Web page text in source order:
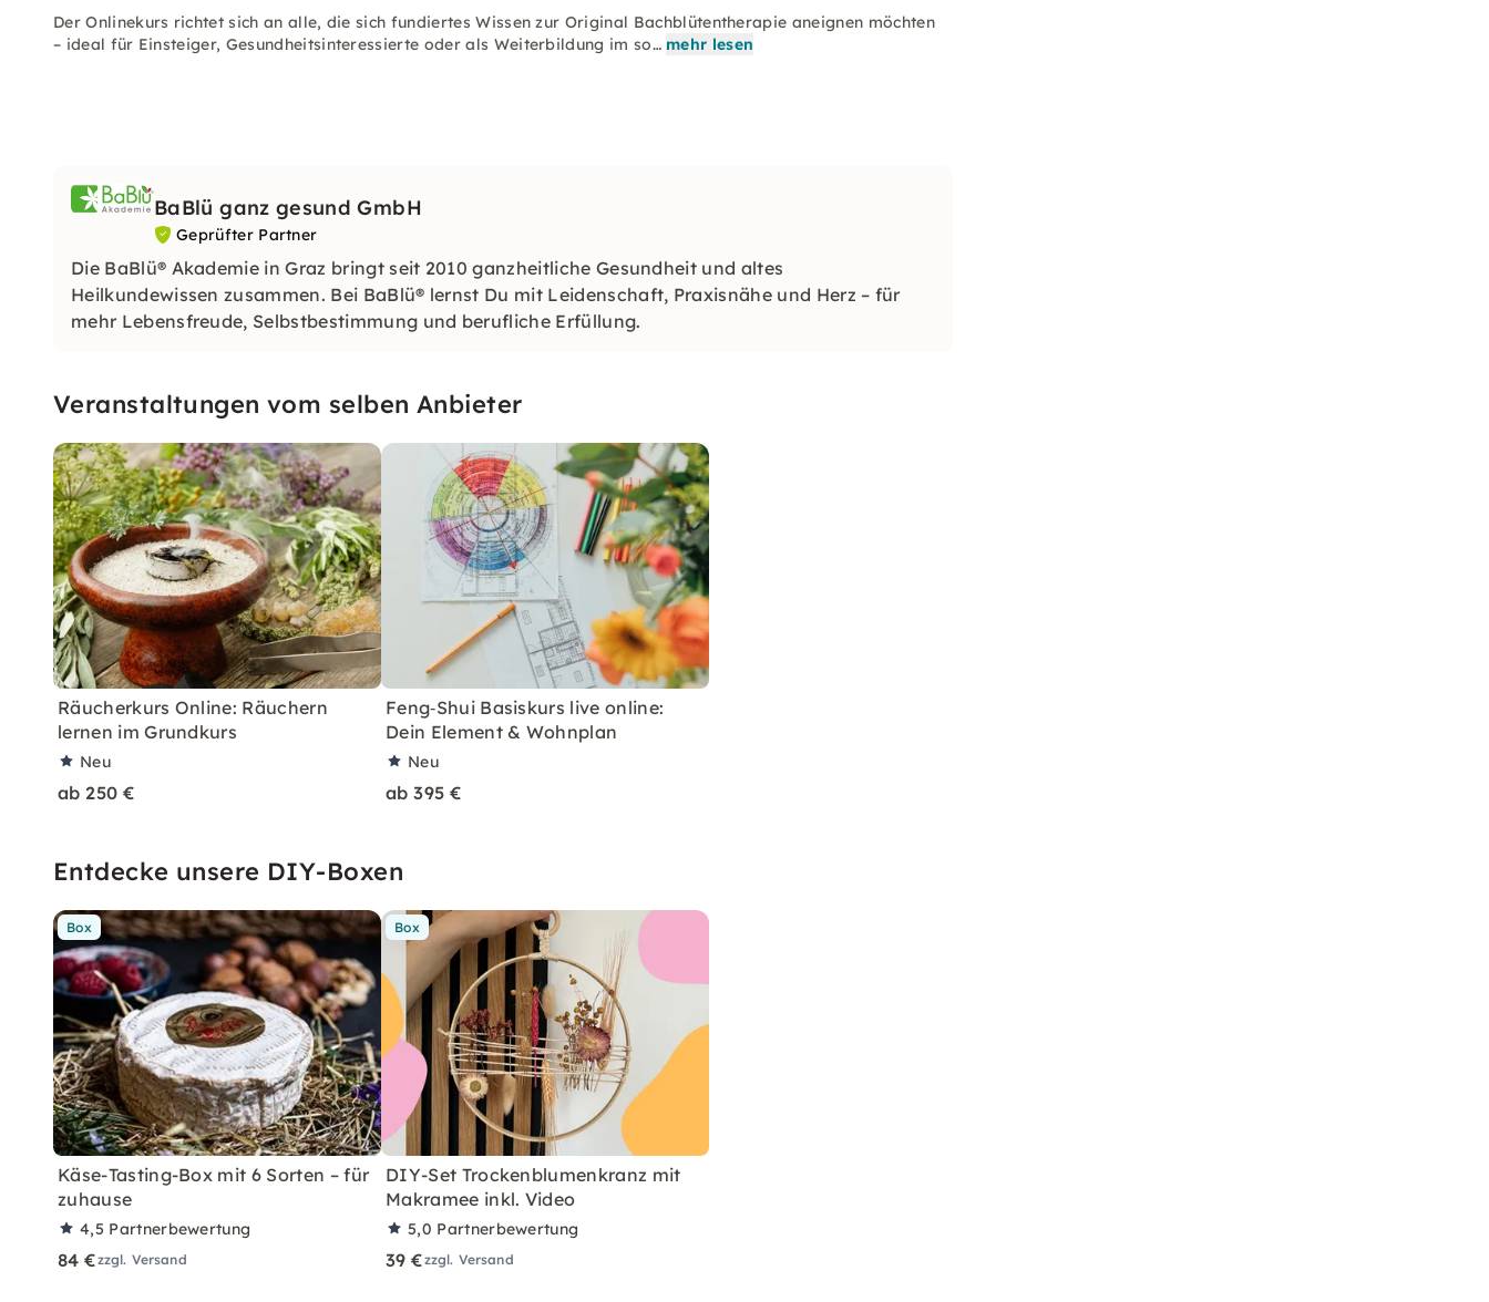
Der Onlinekurs richtet sich an alle, die sich fundiertes Wissen zur Original Bachblütentherapie aneignen möchten
– ideal für Einsteiger, Gesundheitsinteressierte oder als Weiterbildung im so… mehr lesen
BaBlü ganz gesund GmbH
Geprüfter Partner
Die BaBlü® Akademie in Graz bringt seit 2010 ganzheitliche Gesundheit und altes
Heilkundewissen zusammen. Bei BaBlü® lernst Du mit Leidenschaft, Praxisnähe und Herz – für
mehr Lebensfreude, Selbstbestimmung und berufliche Erfüllung.
Veranstaltungen vom selben Anbieter
Räucherkurs Online: Räuchern
lernen im Grundkurs
Neu
ab 250 €
Feng‑Shui Basiskurs live online:
Dein Element & Wohnplan
Neu
ab 395 €
Entdecke unsere DIY-Boxen
Box
Käse-Tasting-Box mit 6 Sorten – für
zuhause
4,5 Partnerbewertung
84 €zzgl. Versand
Box
DIY-Set Trockenblumenkranz mit
Makramee inkl. Video
5,0 Partnerbewertung
39 €zzgl. Versand